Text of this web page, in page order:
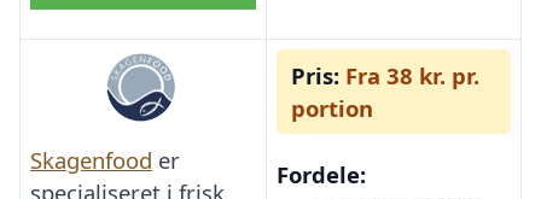
Skagenfood er
specialiseret i frisk
Pris: Fra 38 kr. pr.
portion
Fordele: